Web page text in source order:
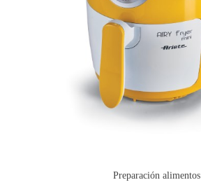
Preparación alimentos